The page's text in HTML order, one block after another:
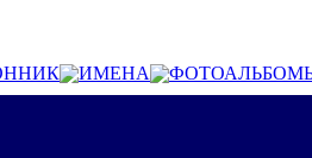
ИМЕНА